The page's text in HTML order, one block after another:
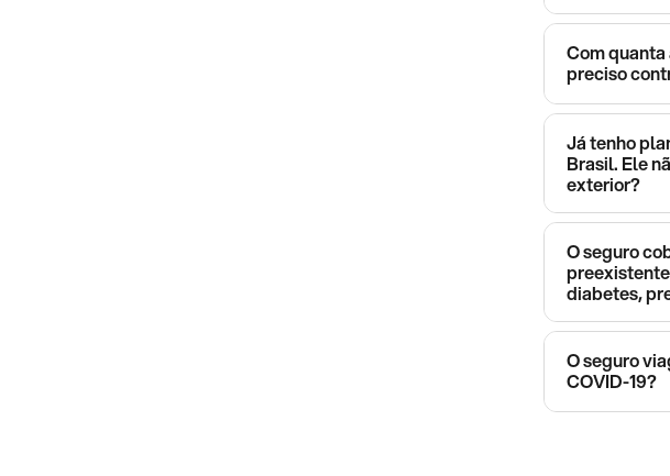
Com
preciso
Já tenho
Brasil. Ele
exterior?
O seguro
diabetes,
O seguro
COVID-19?